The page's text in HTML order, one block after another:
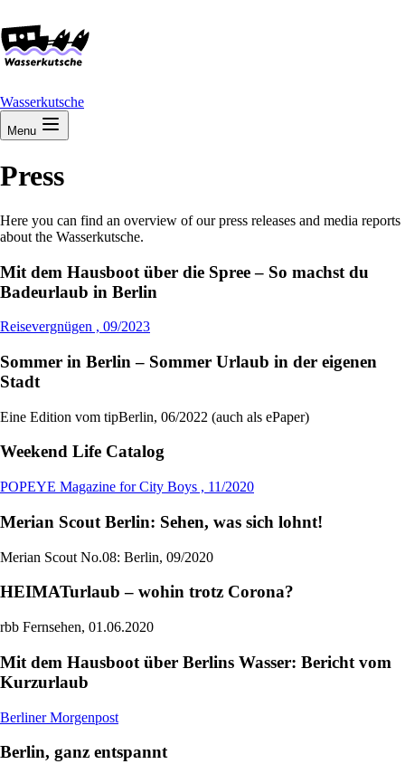
Wasserkutsche
Menu
Press
Here you can find an overview of our press releases and media reports
about the Wasserkutsche.
Mit dem Hausboot über die Spree – So machst du
Badeurlaub in Berlin
Reisevergnügen , 09/2023
Sommer in Berlin – Sommer Urlaub in der eigenen
Stadt
Eine Edition vom tipBerlin, 06/2022 (auch als ePaper)
Weekend Life Catalog
POPEYE Magazine for City Boys , 11/2020
Merian Scout Berlin: Sehen, was sich lohnt!
Merian Scout No.08: Berlin, 09/2020
HEIMATurlaub – wohin trotz Corona?
rbb Fernsehen, 01.06.2020
Mit dem Hausboot über Berlins Wasser: Bericht vom
Kurzurlaub
Berliner Morgenpost
Berlin, ganz entspannt